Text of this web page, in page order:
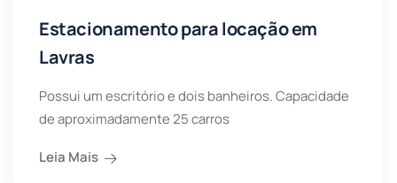
Estacionamento para locação em
Lavras
Possui um escritório e dois banheiros. Capacidade
de aproximadamente 25 carros
Leia Mais